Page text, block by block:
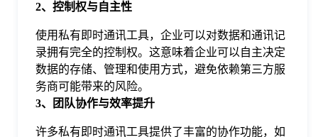
2、控制权与自主性
使用私有即时通讯工具，企业可以对数据和通讯记
录拥有完全的控制权。这意味着企业可以自主决定
数据的存储、管理和使用方式，避免依赖第三方服
务商可能带来的风险。
3、团队协作与效率提升
许多私有即时通讯工具提供了丰富的协作功能，如